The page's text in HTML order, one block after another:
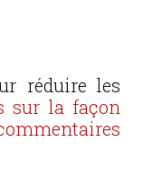
réduire les
sur la façon